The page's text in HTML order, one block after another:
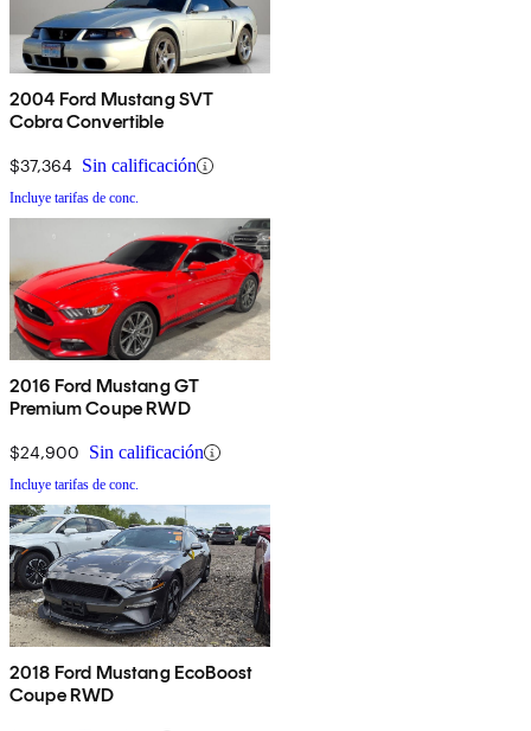
2004 Ford Mustang SVT
Cobra Convertible
$37,364 Sin calificación
Incluye tarifas de conc.
2016 Ford Mustang GT
Premium Coupe RWD
$24,900 Sin calificación
Incluye tarifas de conc.
2018 Ford Mustang EcoBoost
Coupe RWD